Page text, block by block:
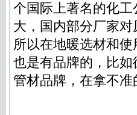
个国际上著名的化
大，国内部分厂家
所以在地暖选材和
也是有品牌的，比
管材品牌，在拿不